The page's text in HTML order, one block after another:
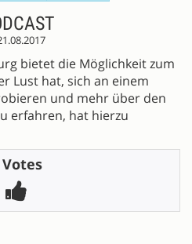
bietet die Möglichkeit zum
Lust hat, sich an einem
und mehr über den
erfahren, hat hierzu
Votes